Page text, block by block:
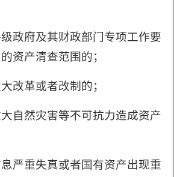
府及其财政部门专项工作要
资产清查范围的；
革或者改制的；
然灾害等不可抗力造成资产
重失真或者国有资产出现重